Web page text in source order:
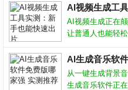
者，我发现现在
能产出相当完整
完美还有距离。
AI视频生成工
AI视频生成正在
让普通人也能轻
音，如今只需输
自动生成流畅画
门工具实测，帮
AI生成音乐软
从一键生成背景
生成音乐软件正